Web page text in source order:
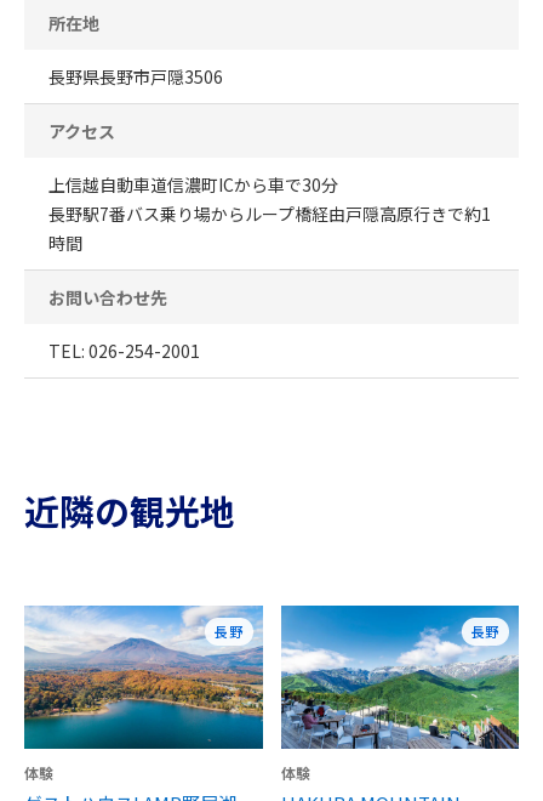
所在地
長野県長野市戸隠3506
アクセス
上信越自動車道信濃町ICから車で30分
長野駅7番バス乗り場からループ橋経由戸隠高原行きで約1
時間
お問い合わせ先
TEL: 026-254-2001
近隣の観光地
長野
体験
長野
体験